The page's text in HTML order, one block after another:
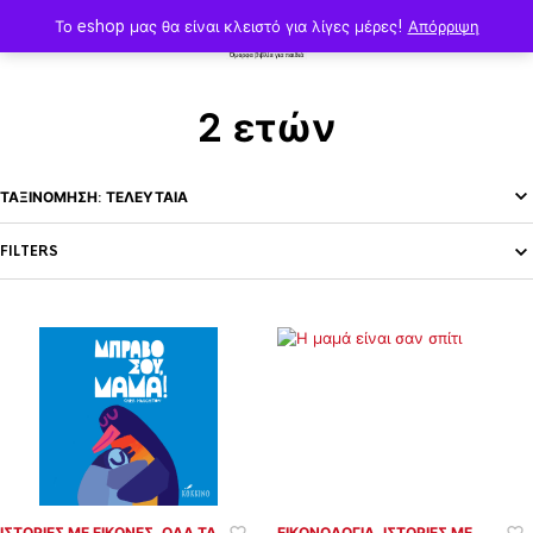
Το eshop μας θα είναι κλειστό για λίγες μέρες! Απόρριψη
2 ετών
FILTERS